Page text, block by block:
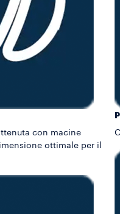
con macine
ottimale per il